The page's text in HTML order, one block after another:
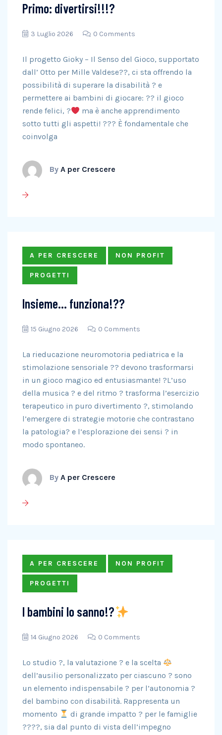
Primo: divertirsi!!!?
3 Luglio 2026 0 Comments
Il progetto Gioky – Il Senso del Gioco, supportato
dall’ Otto per Mille Valdese??, ci sta offrendo la
possibilità di superare la disabilità ? e
permettere ai bambini di giocare: ?? il gioco
rende felici, ?
ma è anche apprendimento
sotto tutti gli aspetti! ??? È fondamentale che
coinvolga
By A per Crescere
A PER CRESCERE NON PROFIT
PROGETTI
Insieme… funziona!??
15 Giugno 2026 0 Comments
La rieducazione neuromotoria pediatrica e la
stimolazione sensoriale ?? devono trasformarsi
in un gioco magico ed entusiasmante! ?L’uso
della musica ? e del ritmo ? trasforma l’esercizio
terapeutico in puro divertimento ?, stimolando
l’emergere di strategie motorie che contrastano
la patologia? e l’esplorazione dei sensi ? in
modo spontaneo.
By A per Crescere
A PER CRESCERE NON PROFIT
PROGETTI
I bambini lo sanno!?
14 Giugno 2026 0 Comments
Lo studio ?, la valutazione ? e la scelta
dell’ausilio personalizzato per ciascuno ? sono
un elemento indispensabile ? per l’autonomia ?
del bambino con disabilità. Rappresenta un
momento
di grande impatto ? per le famiglie
?‍?‍?‍?, sia dal punto di vista dell’impegno